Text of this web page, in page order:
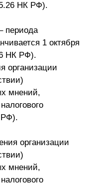
НК РФ).
периода
1 октября
НК РФ).
организации
мнений,
РФ).
организации
мнений,